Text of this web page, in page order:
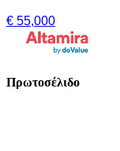
€ 55,000
Πρωτοσέλιδο